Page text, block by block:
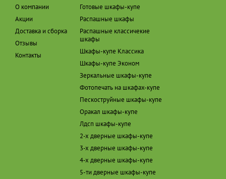
О компании
Акции
Доставка и сборка
Отзывы
Контакты
Готовые шкафы-купе
Распашные шкафы
Распашные классичекие
шкафы
Шкафы-купе Классика
Шкафы-купе Эконом
Зеркальные шкафы-купе
Фотопечать на шкафах-купе
Пескоструйные шкафы-купе
Оракал шкафы-купе
Лдсп шкафы-купе
2-х дверные шкафы-купе
3-х дверные шкафы-купе
4-х дверные шкафы-купе
5-ти дверные шкафы-купе